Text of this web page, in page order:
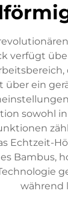
verfügt
ein
sowohl
Echtzeit-
Bambus,
während